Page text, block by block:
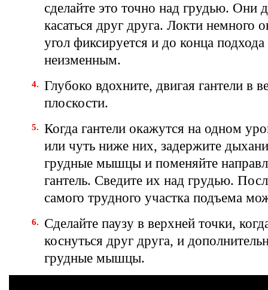
сделайте это точно над грудью. Они
касаться друг друга. Локти немного
угол фиксируется и до конца подхода
неизменным.
Глубоко вдохните, двигая гантели в
плоскости.
Когда гантели окажутся на одном
или чуть ниже них, задержите
грудные мышцы и поменяйте
гантель. Сведите их над грудью.
самого трудного участка подъема
Сделайте паузу в верхней точки,
коснуться друг друга, и
грудные мышцы.